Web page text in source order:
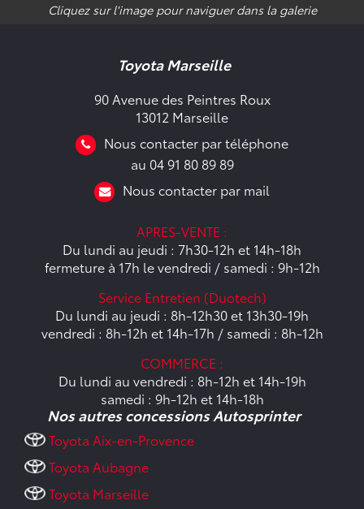
Cliquez sur l'image pour naviguer dans la galerie
Toyota Marseille
90 Avenue des Peintres Roux
13012 Marseille
Nous contacter par téléphone
au 04 91 80 89 89
Nous contacter par mail
APRES-VENTE :
Du lundi au jeudi : 7h30-12h et 14h-18h
fermeture à 17h le vendredi / samedi : 9h-12h
Service Entretien (Duotech)
Du lundi au jeudi : 8h-12h30 et 13h30-19h
vendredi : 8h-12h et 14h-17h / samedi : 8h-12h
COMMERCE :
Du lundi au vendredi : 8h-12h et 14h-19h
samedi : 9h-12h et 14h-18h
Nos autres concessions Autosprinter
Toyota Aix-en-Provence
Toyota Aubagne
Toyota Marseille